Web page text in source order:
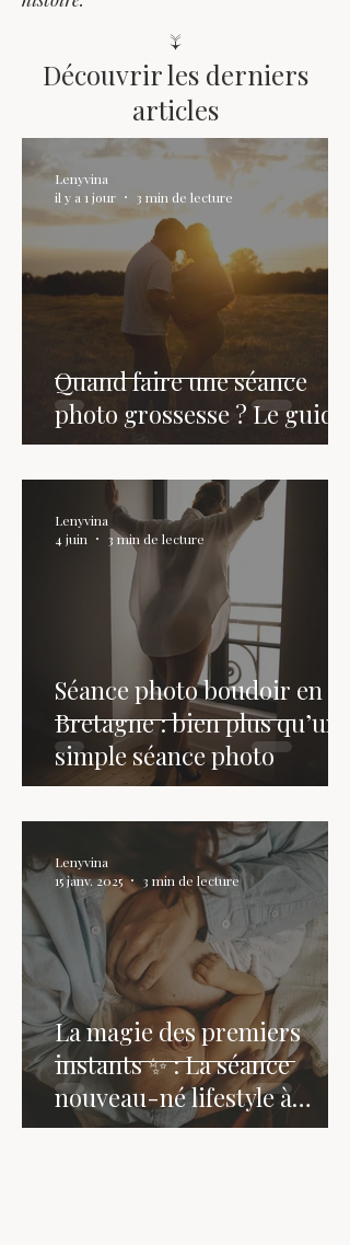
↓
Découvrir les derniers
articles
Quand faire une séance
photo grossesse ? Le guide
Lenyvina
il y a 1 jour
3 min de lecture
Séance photo boudoir en
Bretagne : bien plus qu’une
simple séance photo
Lenyvina
4 juin
3 min de lecture
La magie des premiers
instants ✨ : La séance
nouveau-né lifestyle à
domicile
Lenyvina
15 janv. 2025
3 min de lecture